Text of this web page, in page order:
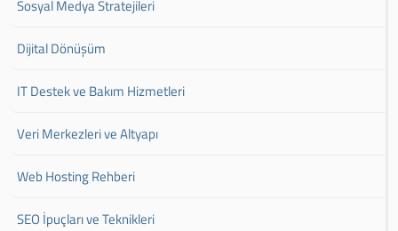
Sosyal Medya Stratejileri
Dijital Dönüşüm
IT Destek ve Bakım Hizmetleri
Veri Merkezleri ve Altyapı
Web Hosting Rehberi
SEO İpuçları ve Teknikleri